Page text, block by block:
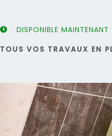
DISPONIBLE MAINTENANT
TOUS VOS TRAVAUX EN